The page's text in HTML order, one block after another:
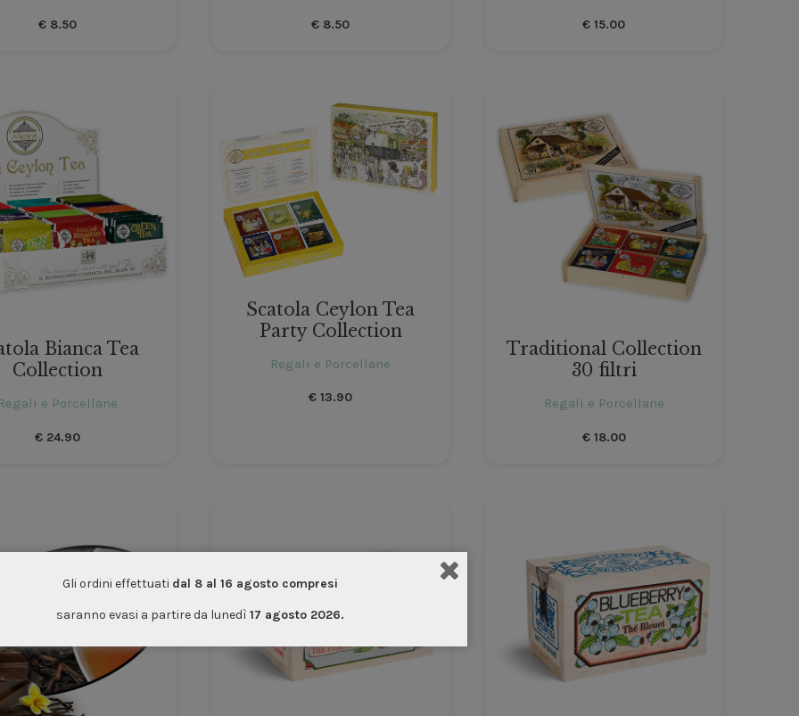
€8.50 € 8.50 € 15.00
Bianca Tea
Collection
e Porcellane
€24.90
Scatola Ceylon Tea
Party Collection
Regali e Porcellane
€ 13.90
Traditional Collection
30 filtri
Regali e Porcellane
€18.00
Gli ordini effettuati dal 8 al 16 agosto compresi
saranno evasi a partire da lunedì 17 agosto 2026.